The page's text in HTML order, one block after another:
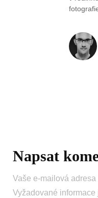
Napsat
Vaše e-mailová
Vyžadované